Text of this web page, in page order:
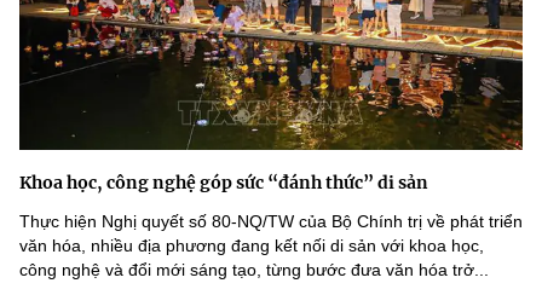
Khoa học, công nghệ góp sức “đánh thức” di sản
Thực hiện Nghị quyết số 80-NQ/TW của Bộ Chính trị về phát triển
văn hóa, nhiều địa phương đang kết nối di sản với khoa học,
công nghệ và đổi mới sáng tạo, từng bước đưa văn hóa trở...